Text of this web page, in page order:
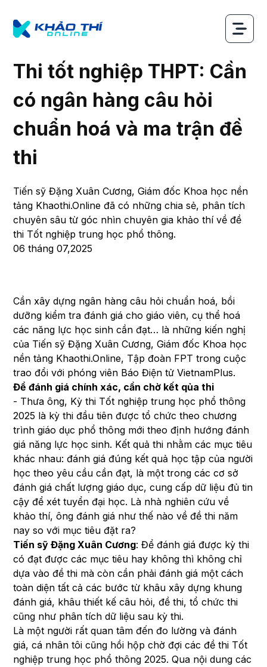
Thi tốt nghiệp THPT: Cần
có ngân hàng câu hỏi
chuẩn hoá và ma trận đề
thi
Tiến sỹ Đặng Xuân Cương, Giám đốc Khoa học nền
tảng Khaothi.Online đã có những chia sẻ, phân tích
chuyên sâu từ góc nhìn chuyên gia khảo thí về đề
thi Tốt nghiệp trung học phổ thông.
06 tháng 07,2025
Cần xây dựng ngân hàng câu hỏi chuẩn hoá, bồi
dưỡng kiểm tra đánh giá cho giáo viên, cụ thể hoá
các năng lực học sinh cần đạt… là những kiến nghị
của Tiến sỹ Đặng Xuân Cương, Giám đốc Khoa học
nền tảng Khaothi.Online, Tập đoàn FPT trong cuộc
trao đổi với phóng viên Báo Điện tử VietnamPlus.
Để đánh giá chính xác, cần chờ kết qủa thi
- Thưa ông, Kỳ thi Tốt nghiệp trung học phổ thông
2025 là kỳ thi đầu tiên được tổ chức theo chương
trình giáo dục phổ thông mới theo định hướng đánh
giá năng lực học sinh. Kết quả thi nhằm các mục tiêu
khác nhau: đánh giá đúng kết quả học tập của người
học theo yêu cầu cần đạt, là một trong các cơ sở
đánh giá chất lượng giáo dục, cung cấp dữ liệu đủ tin
cậy để xét tuyển đại học. Là nhà nghiên cứu về
khảo thí, ông đánh giá như thế nào về đề thi năm
nay so với mục tiêu đặt ra?
Tiến sỹ Đặng Xuân Cương: Để đánh giá được kỳ thi
có đạt được các mục tiêu hay không thì không chỉ
dựa vào đề thi mà còn cần phải đánh giá một cách
toàn diện tất cả các bước từ khâu xây dựng khung
đánh giá, khâu thiết kế câu hỏi, đề thi, tổ chức thi
cũng như phân tích dữ liệu sau kỳ thi.
Là một người rất quan tâm đến đo lường và đánh
giá, cá nhân tôi cũng hồi hộp chờ đợi các đề thi Tốt
nghiệp trung học phổ thông 2025. Qua nội dung các